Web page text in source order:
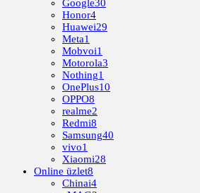
Google30
Honor4
Huawei29
Meta1
Mobvoi1
Motorola3
Nothing1
OnePlus10
OPPO8
realme2
Redmi8
Samsung40
vivo1
Xiaomi28
Online üzlet8
Chinai4